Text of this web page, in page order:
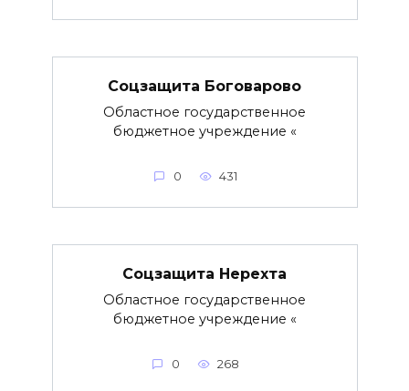
Соцзащита Боговарово
Областное государственное
бюджетное учреждение «
0 431
Соцзащита Нерехта
Областное государственное
бюджетное учреждение «
0 268